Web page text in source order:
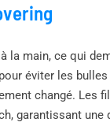
main, ce qui
éviter les
changé.
garantissant une